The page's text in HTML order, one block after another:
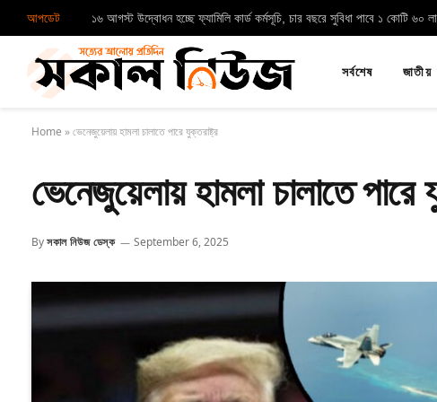
আপডেট ১৬ আগস্ট উদ্বোধন হচ্ছে ফ্যামিলি কার্ড কর্মসূচি, চার বছরে সুবিধা পাবে ১ কোটি ৬০
সর্বশেষ জাতীয়
Home »ভেনেজুয়েলায় হামলা চালাতে পারে যুক্তরাষ্ট্র
ভেনেজুয়েলায় হামলা চালাতে পারে
Byসকাল নিউজ ডেস্ক September 6, 2025